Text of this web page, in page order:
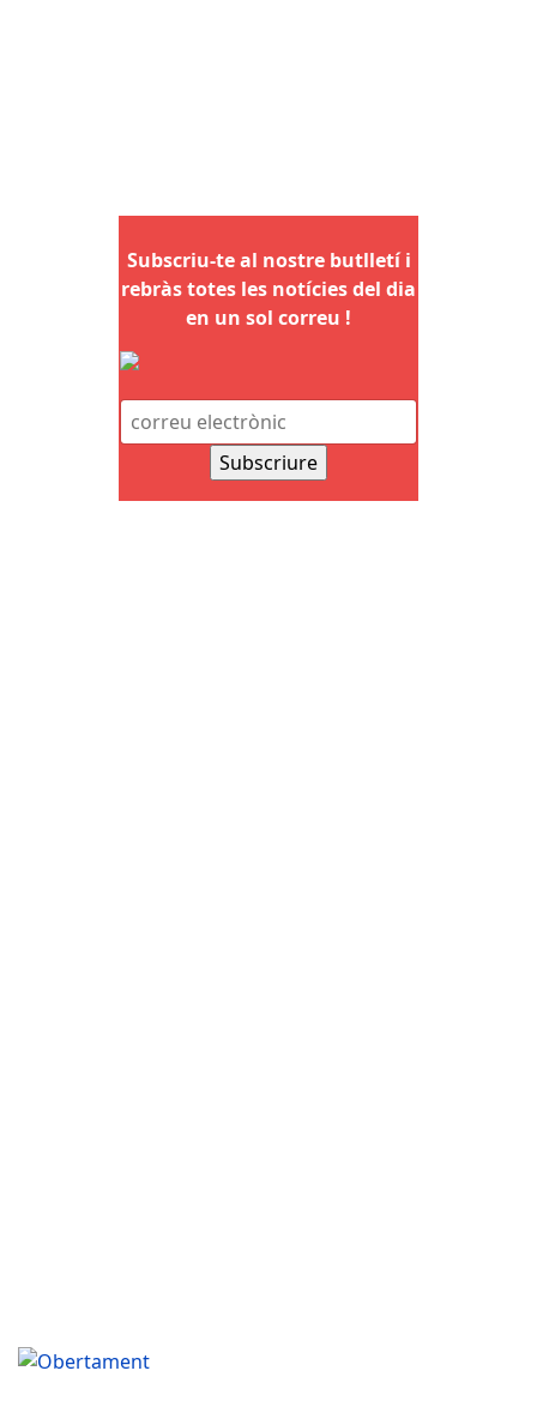
Subscriu-te al nostre butlletí i
rebràs totes les notícies del dia
en un sol correu !